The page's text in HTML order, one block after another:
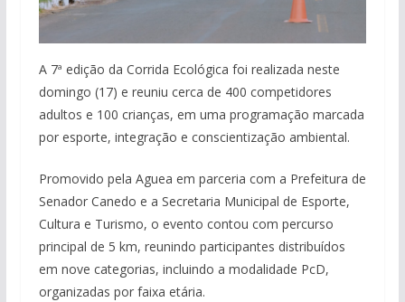
A 7ª edição da Corrida Ecológica foi realizada neste
domingo (17) e reuniu cerca de 400 competidores
adultos e 100 crianças, em uma programação marcada
por esporte, integração e conscientização ambiental.
Promovido pela Aguea em parceria com a Prefeitura de
Senador Canedo e a Secretaria Municipal de Esporte,
Cultura e Turismo, o evento contou com percurso
principal de 5 km, reunindo participantes distribuídos
em nove categorias, incluindo a modalidade PcD,
organizadas por faixa etária.